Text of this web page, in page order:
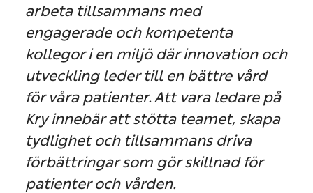
arbeta tillsammans med
engagerade och kompetenta
kollegor i en miljö där innovation och
utveckling leder till en bättre vård
för våra patienter. Att vara ledare på
Kry innebär att stötta teamet, skapa
tydlighet och tillsammans driva
förbättringar som gör skillnad för
patienter och vården.